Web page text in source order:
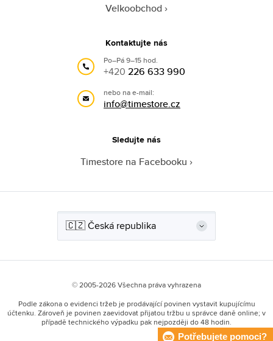
Velkoobchod
Kontaktujte nás
Po–Pá 9–15 hod.
+420 226 633 990
nebo na e-mail:
info@timestore.cz
Sledujte nás
Timestore na Facebooku
© 2005-2026 Všechna práva vyhrazena
Podle zákona o evidenci tržeb je prodávající povinen vystavit kupujícímu
účtenku. Zároveň je povinen zaevidovat přijatou tržbu u správce daně online; v
případě technického výpadku pak nejpozději do 48 hodin.
Potřebujete pomoci?